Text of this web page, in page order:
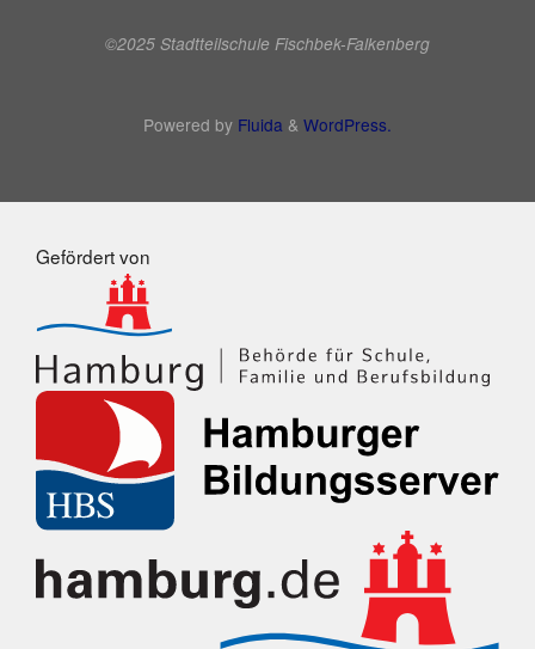
©2025 Stadtteilschule Fischbek-Falkenberg
Powered by Fluida & WordPress.
Gefördert von